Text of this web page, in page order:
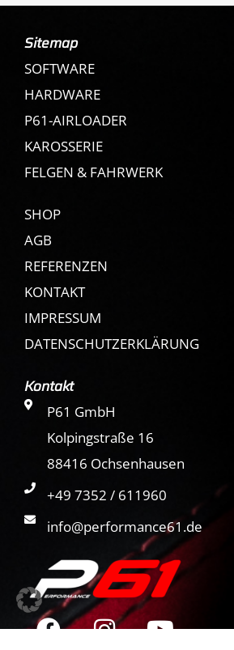
Kontakt
P61 GmbH
Kolpingstraße 16
88416 Ochsenhausen
+49 7352 / 611960
info@performance61.de
Sitemap
SOFTWARE
HARDWARE
P61-AIRLOADER
KAROSSERIE
FELGEN & FAHRWERK
SHOP
AGB
REFERENZEN
KONTAKT
IMPRESSUM
DATENSCHUTZERKLÄRUNG